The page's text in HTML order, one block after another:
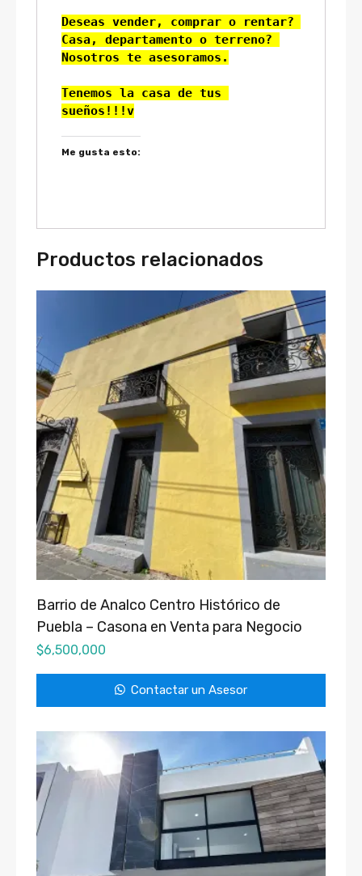
Deseas vender, comprar o rentar?
Casa, departamento o terreno?
Nosotros te asesoramos.
Tenemos la casa de tus
sueños!!!v
Me gusta esto:
Productos relacionados
Barrio de Analco Centro Histórico de
Puebla – Casona en Venta para Negocio
$6,500,000
Contactar un Asesor